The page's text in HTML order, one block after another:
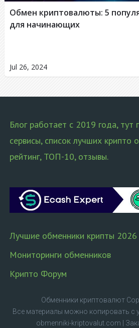
Jul 26, 2024
Обмен криптовалюты: 5
для начинающих
Блог работает с 2019 года,
сервисы, список лучших крипто
рейтинг, ТОП-10, отзывы.
Лучшие обменники крипты 2026
Мониторинги обменников
Крипто Форум
Обменники криптовалют
Все материалы можно копировать с
obmenniki-kriptovalut.com